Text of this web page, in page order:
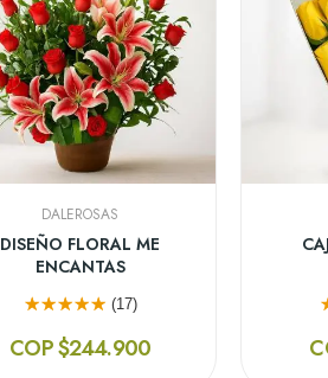
DALEROSAS
DISEÑO FLORAL ME
ENCANTAS
(17)
COP $244.900